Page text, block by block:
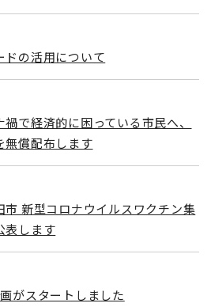
ドの活用について
禍で経済的に困っている市民へ、
無償配布します
市 新型コロナウイルスワクチン集
表します
がスタートしました